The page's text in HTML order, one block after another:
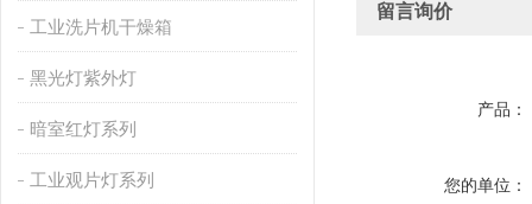
工业洗片机干燥箱
黑光灯紫外灯
暗室红灯系列
工业观片灯系列
留言询价
产品：
您的单位：